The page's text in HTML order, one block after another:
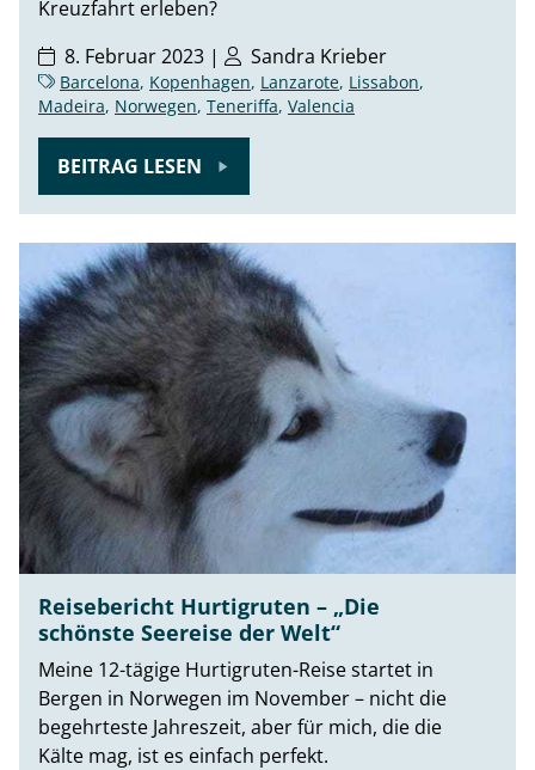
Kreuzfahrt erleben?
8. Februar 2023 |
Sandra Krieber
Barcelona, Kopenhagen, Lanzarote, Lissabon,
Madeira, Norwegen, Teneriffa, Valencia
BEITRAG LESEN
Reisebericht Hurtigruten – „Die
schönste Seereise der Welt“
Meine 12-tägige Hurtigruten-Reise startet in
Bergen in Norwegen im November – nicht die
begehrteste Jahreszeit, aber für mich, die die
Kälte mag, ist es einfach perfekt.